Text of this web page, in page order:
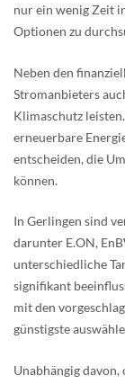
nur ein wenig Zeit
Optionen zu
Neben den
Stromanbieters
Klimaschutz
erneuerbare
entscheiden, die
können.
In Gerlingen sind
darunter E.ON,
unterschiedliche
signifikant
mit den
günstigste
Unabhängig davon,